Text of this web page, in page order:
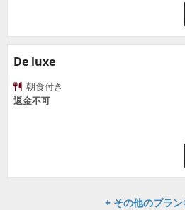
De luxe
朝食付き
返金不可
+ その他のプラ